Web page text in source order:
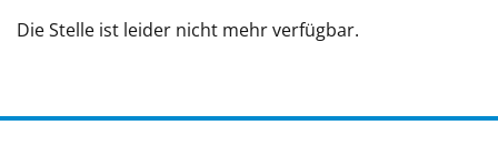
Die Stelle ist leider nicht mehr verfügbar.